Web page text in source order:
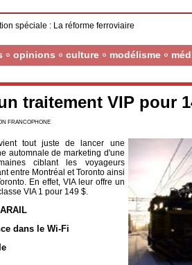
spéciale : La réforme ferroviaire
opinions culture modélisme
traitement VIP pour
FRANCOPHONE
tout juste de lancer une
automnale de marketing d'une
ciblant les voyageurs
entre Montréal et Toronto ainsi
En effet, VIA leur offre un
VIA 1 pour 149 $.
dans le Wi-Fi